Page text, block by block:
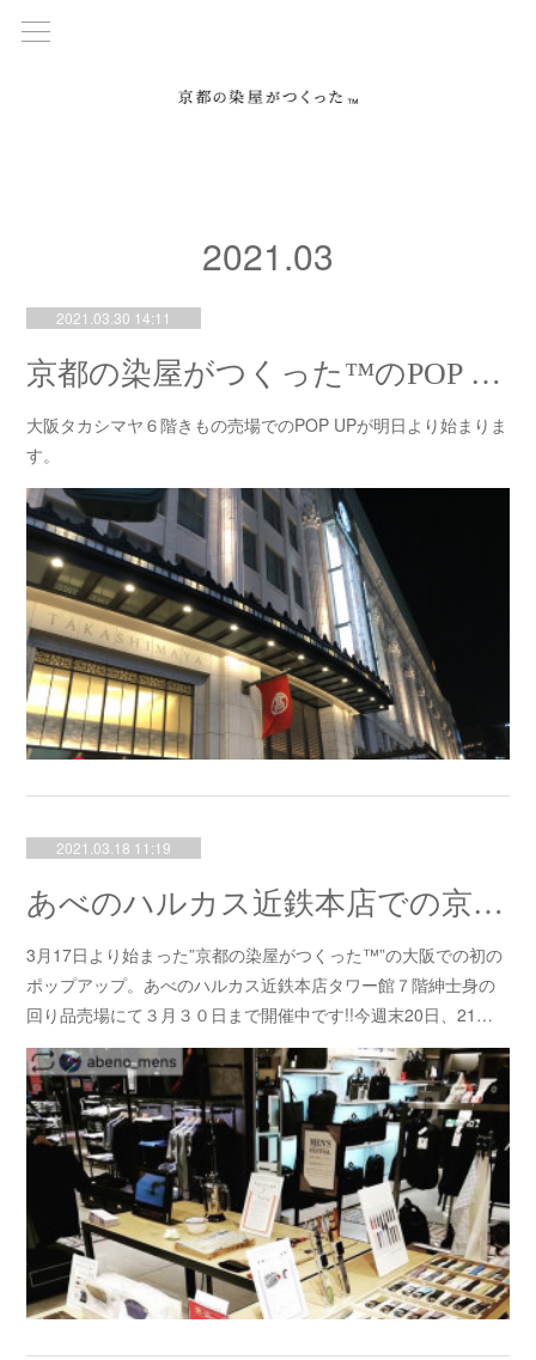
2021.03
2021.03.30 14:11
京都の染屋がつくった™のPOP UPが大阪タカシマヤで明日より始まります！
大阪タカシマヤ６階きもの売場でのPOP UPが明日より始まりま
す。
2021.03.18 11:19
あべのハルカス近鉄本店での京都の染屋がつくった™のポップアップが始まりました！！
3月17日より始まった”京都の染屋がつくった™”の大阪での初の
ポップアップ。あべのハルカス近鉄本店タワー館７階紳士身の
回り品売場にて３月３０日まで開催中です!!今週末20日、21…